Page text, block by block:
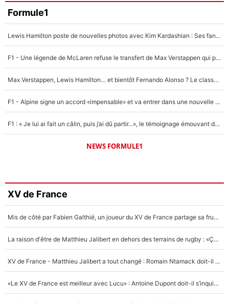
Formule1
Lewis Hamilton poste de nouvelles photos avec Kim Kardashian : Ses fans le voient déjà redevenir champion du monde de F1 grâce à elle !
F1 - Une légende de McLaren refuse le transfert de Max Verstappen qui pourrait «faire des vagues» et plomber l'ambiance dans l'équipe
Max Verstappen, Lewis Hamilton… et bientôt Fernando Alonso ? Le classement des pilotes les mieux payés en Formule 1 risque de changer !
F1 - Alpine signe un accord «impensable» et va entrer dans une nouvelle dimension : Grande nouvelle pour Pierre Gasly !
F1 : « Je lui ai fait un câlin, puis j’ai dû partir...», le témoignage émouvant de Max Verstappen sur sa fille
NEWS FORMULE1
XV de France
Mis de côté par Fabien Galthié, un joueur du XV de France partage sa frustration : «ils ne me l’ont pas dit tout de suite»
La raison d'être de Matthieu Jalibert en dehors des terrains de rugby : «Ça m'atteint autant que si tu touches à un membre de ma famille»
XV de France - Matthieu Jalibert a tout changé : Romain Ntamack doit-il s’inquiéter pour sa place à un an de la Coupe du monde ?
«Le XV de France est meilleur avec Lucu» : Antoine Dupont doit-il s’inquiéter pour sa place ?